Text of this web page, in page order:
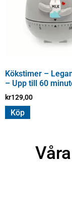
Kökstimer –
– Upp till 60
kr129,00
Köp